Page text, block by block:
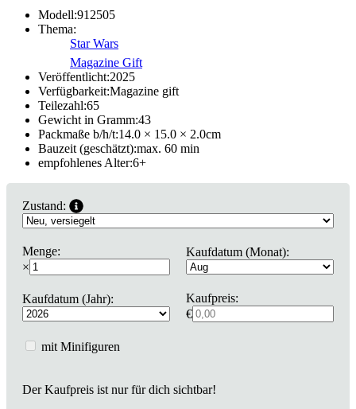
Modell:912505
Thema:
Star Wars
Magazine Gift
Veröffentlicht:2025
Verfügbarkeit:Magazine gift
Teilezahl:65
Gewicht in Gramm:43
Packmaße b/h/t:14.0 × 15.0 × 2.0cm
Bauzeit (geschätzt):max. 60 min
empfohlenes Alter:6+
Zustand:
Menge:
×
Kaufdatum (Monat):
Kaufdatum (Jahr):
Kaufpreis:
€
Der Kaufpreis ist nur für dich sichtbar!
mit Minifiguren